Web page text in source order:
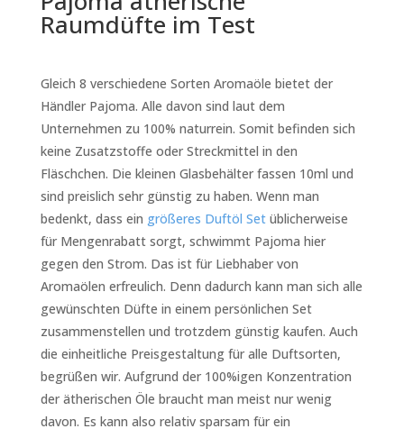
Raumdüfte im Test
Gleich 8 verschiedene Sorten Aromaöle bietet der
Händler Pajoma. Alle davon sind laut dem
Unternehmen zu 100% naturrein. Somit befinden sich
keine Zusatzstoffe oder Streckmittel in den
Fläschchen. Die kleinen Glasbehälter fassen 10ml und
sind preislich sehr günstig zu haben. Wenn man
bedenkt, dass ein größeres Duftöl Set üblicherweise
für Mengenrabatt sorgt, schwimmt Pajoma hier
gegen den Strom. Das ist für Liebhaber von
Aromaölen erfreulich. Denn dadurch kann man sich alle
gewünschten Düfte in einem persönlichen Set
zusammenstellen und trotzdem günstig kaufen. Auch
die einheitliche Preisgestaltung für alle Duftsorten,
begrüßen wir. Aufgrund der 100%igen Konzentration
der ätherischen Öle braucht man meist nur wenig
davon. Es kann also relativ sparsam für ein